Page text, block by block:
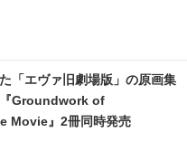
「エヴァ旧劇場版」の原画集
Groundwork of
Movie』2冊同時発売